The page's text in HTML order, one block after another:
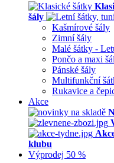
šály
Kašmírové šály
Zimní šály
Malé šátky -
Pončo a maxi
Pánské šály
Multifunkční
Rukavice a
Akce
klubu
Výprodej 50 %